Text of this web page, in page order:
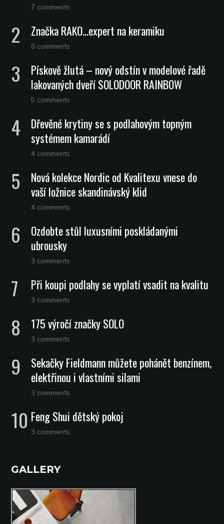
7 comments
Značka RAKO…expert na keramiku
6 comments
Pískově žlutá – nový odstín v modelové řadě
lakovaných dveří SOLODOOR RAINBOW
5 comments
Dřevěné krytiny se s podlahovým topným
systémem kamarádí
4 comments
Nová kolekce Nordic od Kvalitexu vnese do
vaší ložnice skandinávský klid
4 comments
Ozdobte stůl luxusními poskládanými
ubrousky
3 comments
Při koupi podlahy se vyplatí vsadit na kvalitu
3 comments
175 výročí značky SOLO
3 comments
Sekačky Fieldmann můžete pohánět benzínem,
elektřinou i vlastními silami
3 comments
Feng Shui dětský pokoj
3 comments
GALLERY